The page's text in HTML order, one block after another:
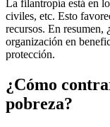
La filantropía está en
civiles, etc. Esto
recursos. En resumen,
organización en
protección.
¿Cómo
pobreza?